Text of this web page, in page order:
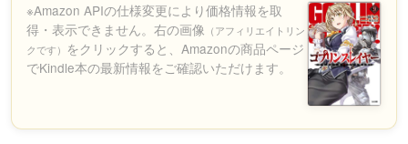
※Amazon APIの仕様変更により価格情報を取
得・表示できません。右の画像 （アフィリエイトリン
クです） をクリックすると、Amazonの商品ページ
でKindle本の最新情報をご確認いただけます。